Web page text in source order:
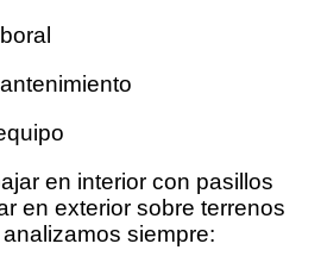
en interior con pasillos
en exterior sobre terrenos
siempre: